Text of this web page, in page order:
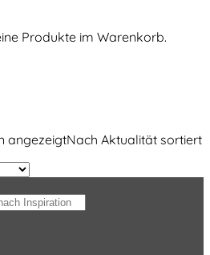
Produkte im Warenkorb.
angezeigtNach Aktualität sortiert